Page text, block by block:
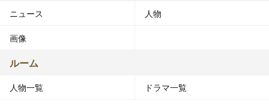
ニュース 人物
画像
ルーム
人物一覧 ドラマ一覧